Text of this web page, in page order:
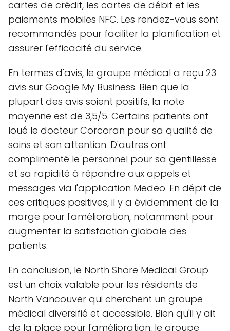
cartes de crédit, les cartes de débit et les
paiements mobiles NFC. Les rendez-vous sont
recommandés pour faciliter la planification et
assurer l'efficacité du service.
En termes d'avis, le groupe médical a reçu 23
avis sur Google My Business. Bien que la
plupart des avis soient positifs, la note
moyenne est de 3,5/5. Certains patients ont
loué le docteur Corcoran pour sa qualité de
soins et son attention. D'autres ont
complimenté le personnel pour sa gentillesse
et sa rapidité à répondre aux appels et
messages via l'application Medeo. En dépit de
ces critiques positives, il y a évidemment de la
marge pour l'amélioration, notamment pour
augmenter la satisfaction globale des
patients.
En conclusion, le North Shore Medical Group
est un choix valable pour les résidents de
North Vancouver qui cherchent un groupe
médical diversifié et accessible. Bien qu'il y ait
de la place pour l'amélioration, le groupe